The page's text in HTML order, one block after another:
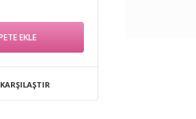
KARŞILAŞTIR